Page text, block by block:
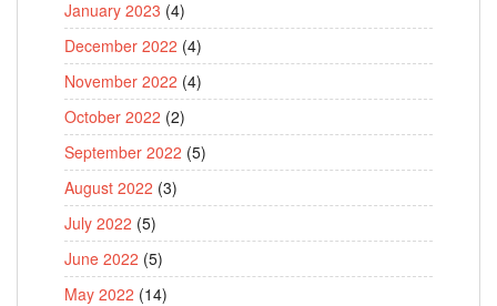
January 2023 (4)
December 2022 (4)
November 2022 (4)
October 2022 (2)
September 2022 (5)
August 2022 (3)
July 2022 (5)
June 2022 (5)
May 2022 (14)